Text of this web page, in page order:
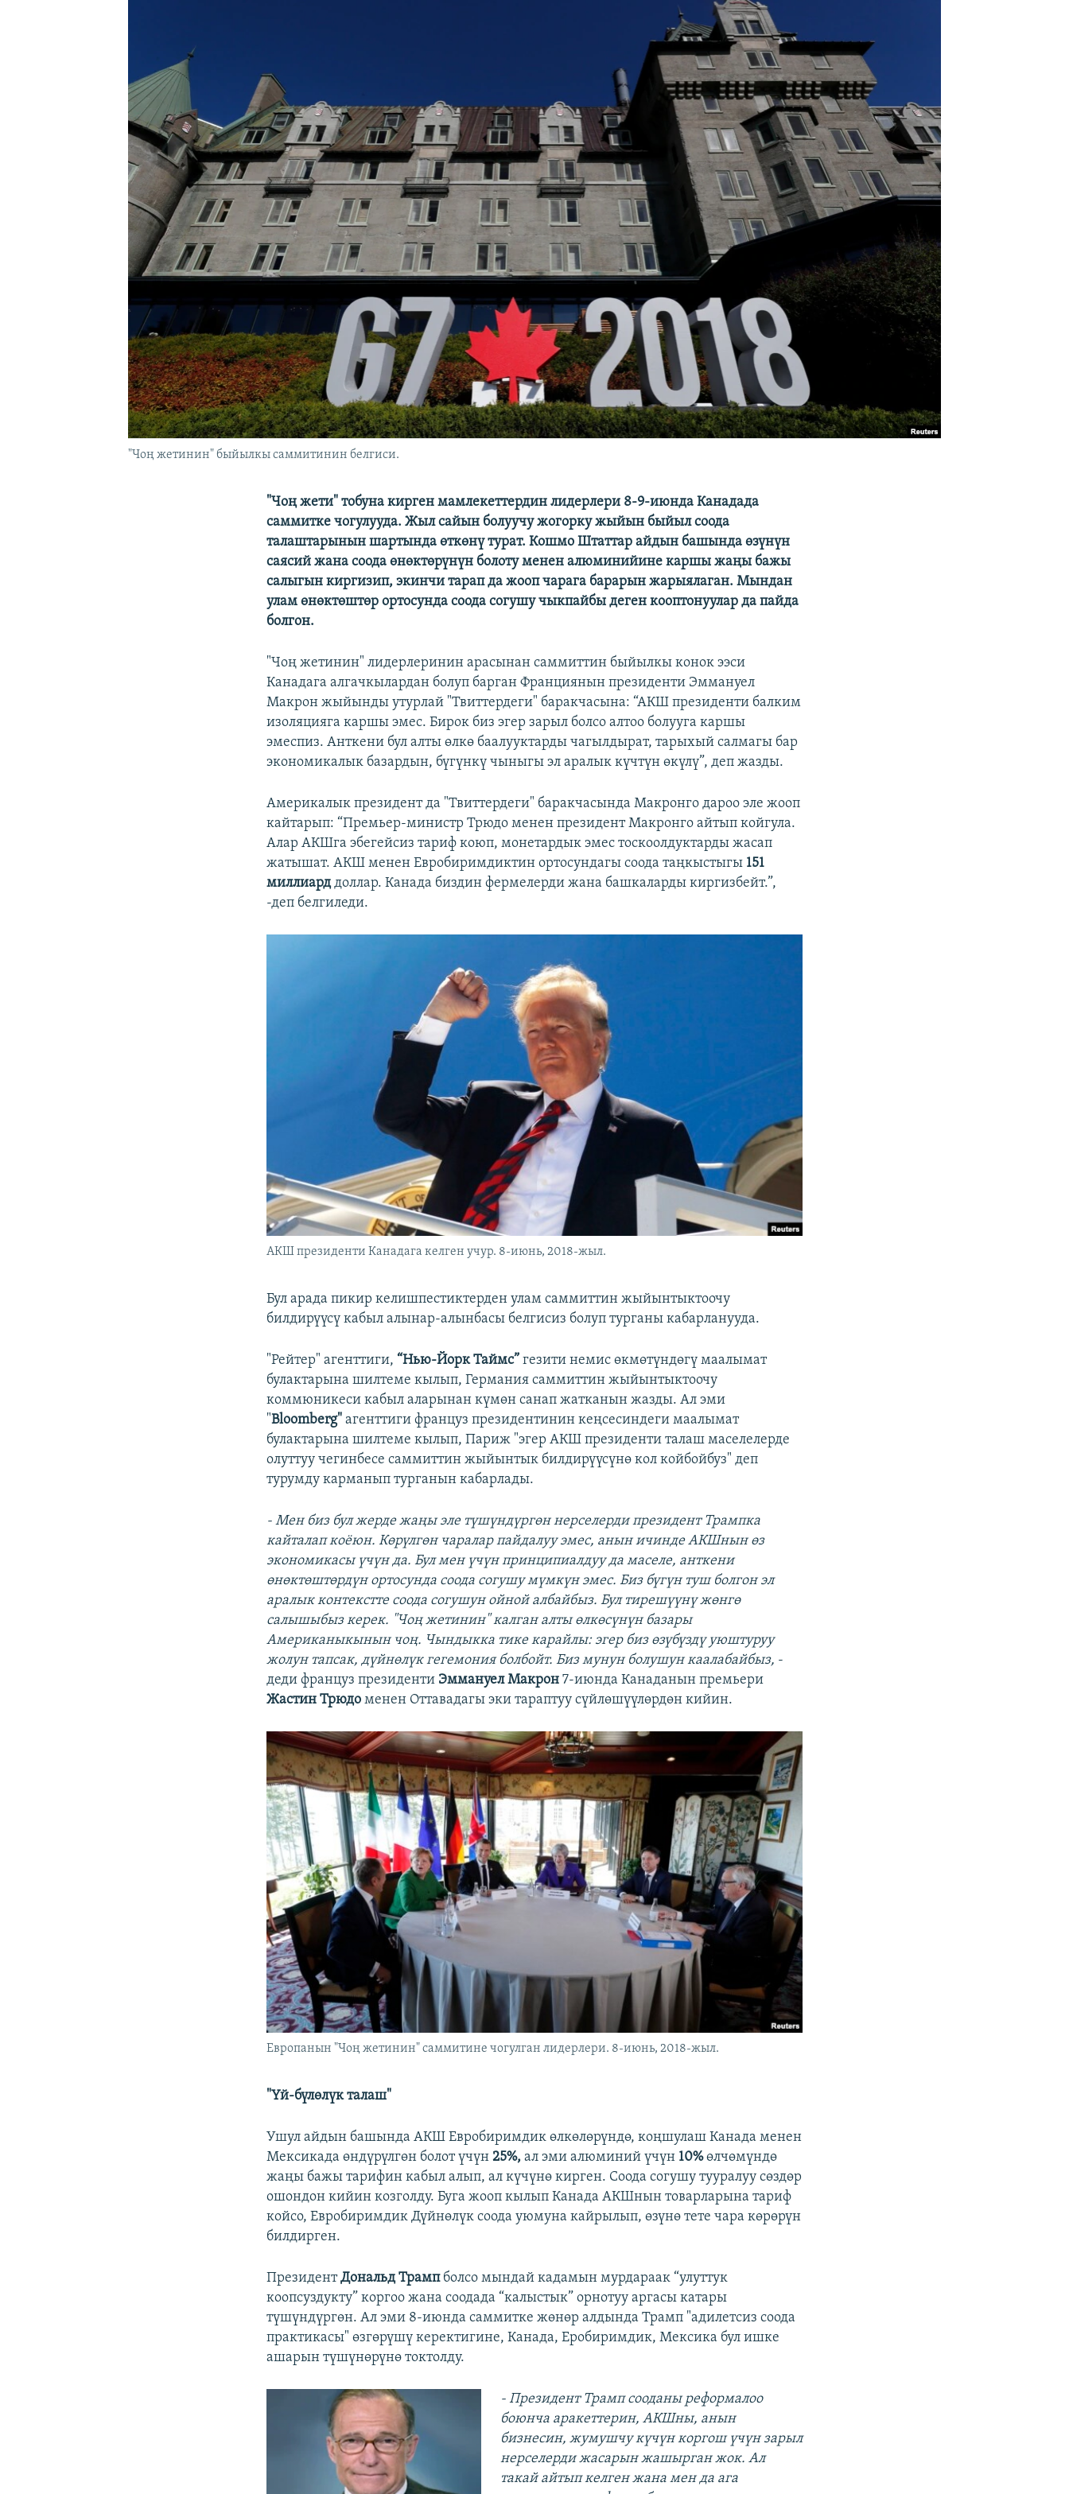
"Чоң жетинин" быйылкы саммитинин белгиси.
"Чоң жети" тобуна кирген мамлекеттердин лидерлери 8-9-июнда Канадада
саммитке чогулууда. Жыл сайын болуучу жогорку жыйын быйыл соода
талаштарынын шартында өткөнү турат. Кошмо Штаттар айдын башында өзүнүн
саясий жана соода өнөктөрүнүн болоту менен алюминийине каршы жаңы бажы
салыгын киргизип, экинчи тарап да жооп чарага барарын жарыялаган. Мындан
улам өнөктөштөр ортосунда соода согушу чыкпайбы деген кооптонуулар да пайда
болгон.
"Чоң жетинин" лидерлеринин арасынан саммиттин быйылкы конок ээси
Канадага алгачкылардан болуп барган Франциянын президенти Эммануел
Макрон жыйынды утурлай "Твиттердеги" баракчасына: “АКШ президенти балким
изоляцияга каршы эмес. Бирок биз эгер зарыл болсо алтоо болууга каршы
эмеспиз. Анткени бул алты өлкө баалууктарды чагылдырат, тарыхый салмагы бар
экономикалык базардын, бүгүнкү чыныгы эл аралык күчтүн өкүлү”, деп жазды.
Америкалык президент да "Твиттердеги" баракчасында Макронго дароо эле жооп
кайтарып: “Премьер-министр Трюдо менен президент Макронго айтып койгула.
Алар АКШга эбегейсиз тариф коюп, монетардык эмес тоскоолдуктарды жасап
жатышат. АКШ менен Евробиримдиктин ортосундагы соода таңкыстыгы 151
миллиарддоллар. Канада биздин фермелерди жана башкаларды киргизбейт.”,
-деп белгиледи.
АКШ президенти Канадага келген учур. 8-июнь, 2018-жыл.
Бул арада пикир келишпестиктерден улам саммиттин жыйынтыктоочу
билдирүүсү кабыл алынар-алынбасы белгисиз болуп турганы кабарланууда.
"Рейтер" агенттиги,“Нью-Йорк Таймс” гезити немис өкмөтүндөгү маалымат
булактарына шилтеме кылып, Германия саммиттин жыйынтыктоочу
коммюникеси кабыл аларынан күмөн санап жатканын жазды. Ал эми
"Bloomberg" агенттиги француз президентинин кеңсесиндеги маалымат
булактарына шилтеме кылып, Париж "эгер АКШ президенти талаш маселелерде
олуттуу чегинбесе саммиттин жыйынтык билдирүүсүнө кол койбойбуз" деп
турумду карманып турганын кабарлады.
- Мен биз бул жерде жаңы эле түшүндүргөн нерселерди президент Трампка
кайталап коёюн. Көрүлгөн чаралар пайдалуу эмес, анын ичинде АКШнын өз
экономикасы үчүн да. Бул мен үчүн принципиалдуу да маселе, анткени
өнөктөштөрдүн ортосунда соода согушу мүмкүн эмес. Биз бүгүн туш болгон эл
аралык контекстте соода согушун ойной албайбыз. Бул тирешүүнү жөнгө
салышыбыз керек. "Чоң жетинин" калган алты өлкөсүнүн базары
Американыкынын чоң. Чындыкка тике карайлы: эгер биз өзүбүздү уюштуруу
жолун тапсак, дүйнөлүк гегемония болбойт. Биз мунун болушун каалабайбыз, -
деди француз президенти Эммануел Макрон 7-июнда Канаданын премьери
Жастин Трюдоменен Оттавадагы эки тараптуу сүйлөшүүлөрдөн кийин.
Европанын "Чоң жетинин" саммитине чогулган лидерлери. 8-июнь, 2018-жыл.
"Үй-бүлөлүк талаш"
Ушул айдын башында АКШ Евробиримдик өлкөлөрүндө, коңшулаш Канада менен
Мексикада өндүрүлгөн болот үчүн25%, ал эми алюминий үчүн 10%өлчөмүндө
жаңы бажы тарифин кабыл алып, ал күчүнө кирген. Соода согушу тууралуу сөздөр
ошондон кийин козголду. Буга жооп кылып Канада АКШнын товарларына тариф
койсо, Евробиримдик Дүйнөлүк соода уюмуна кайрылып, өзүнө тете чара көрөрүн
билдирген.
ПрезидентДональд Трампболсо мындай кадамын мурдараак “улуттук
коопсуздукту” коргоо жана соодада “калыстык” орнотуу аргасы катары
түшүндүргөн. Ал эми 8-июнда саммитке жөнөр алдында Трамп "адилетсиз соода
практикасы" өзгөрүшү керектигине, Канада, Еробиримдик, Мексика бул ишке
ашарын түшүнөрүнө токтолду.
- Президент Трамп сооданы реформалоо
боюнча аракеттерин, АКШны, анын
бизнесин, жумушчу күчүн коргош үчүн зарыл
нерселерди жасарын жашырган жок. Ал
такай айтып келген жана мен да ага